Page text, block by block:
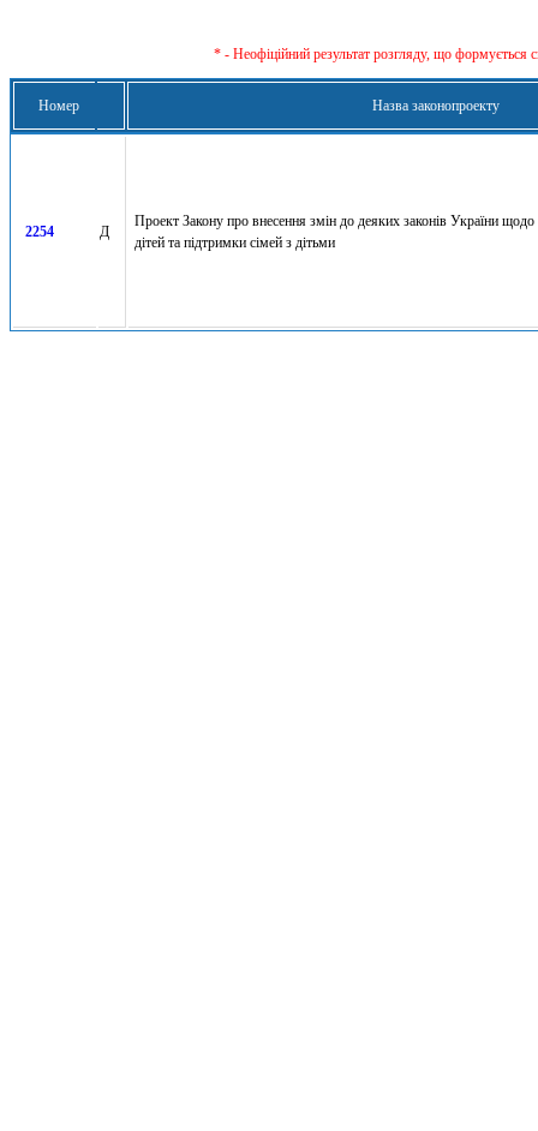
* - Неофіційний результат розгляду, що формується
Номер Назва законопроекту
2254 Д
Проект Закону про внесення змін до деяких законів України щодо
дітей та підтримки сімей з дітьми